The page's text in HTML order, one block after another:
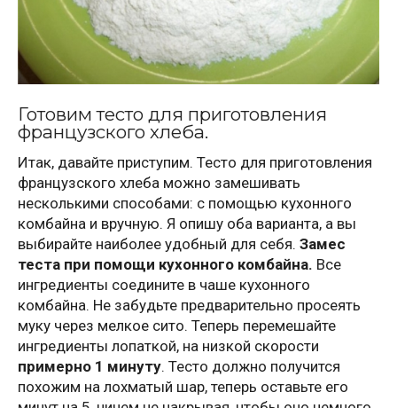
Готовим тесто для приготовления
французского хлеба.
Итак, давайте приступим. Тесто для приготовления
французского хлеба можно замешивать
несколькими способами: с помощью кухонного
комбайна и вручную. Я опишу оба варианта, а вы
выбирайте наиболее удобный для себя. Замес
теста при помощи кухонного комбайна. Все
ингредиенты соедините в чаше кухонного
комбайна. Не забудьте предварительно просеять
муку через мелкое сито. Теперь перемешайте
ингредиенты лопаткой, на низкой скорости
примерно 1 минуту. Тесто должно получится
похожим на лохматый шар, теперь оставьте его